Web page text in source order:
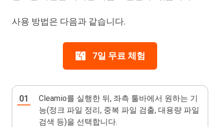
사용 방법은 다음과 같습니다.
7일 무료 체험
Cleamio를 실행한 뒤, 좌측 툴바에서 원하는 기
능(정크 파일 정리, 중복 파일 검출, 대용량 파일
검색 등)을 선택합니다.